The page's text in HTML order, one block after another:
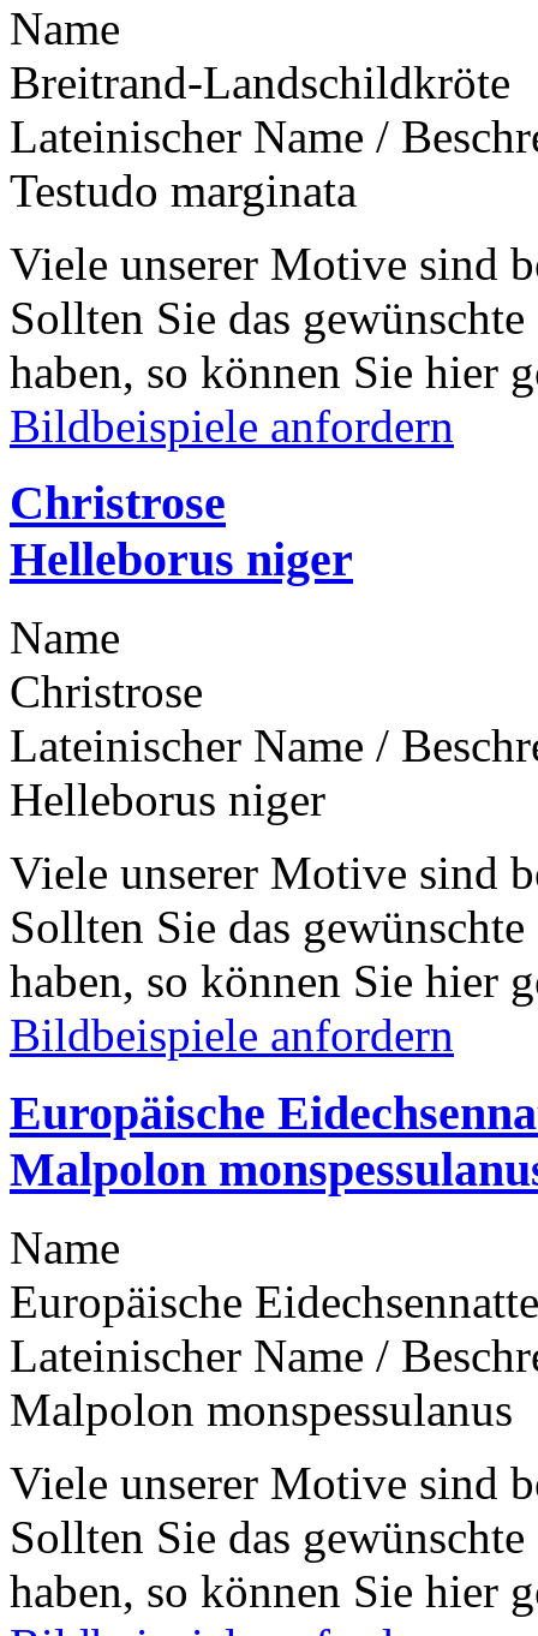
Name
Breitrand-Landschildkröte
Lateinischer Name /
Testudo marginata
Viele unserer Motive sind
Sollten Sie das
haben, so können Sie hier
Bildbeispiele anfordern
Christrose
Helleborus niger
Name
Christrose
Lateinischer Name /
Helleborus niger
Viele unserer Motive sind
Sollten Sie das
haben, so können Sie hier
Bildbeispiele anfordern
Europäische
Malpolon
Name
Europäische
Lateinischer Name /
Malpolon monspessulanus
Viele unserer Motive sind
Sollten Sie das
haben, so können Sie hier